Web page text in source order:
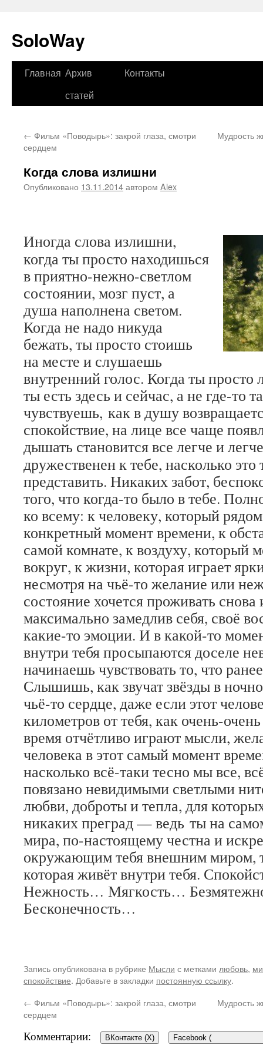
SoloWay
Перейти
Главная Архив
статей
Контакты
← Фильм «Поводырь»: закрой глаза, смотри
сердцем
Мудрость
Когда слова излишни
Опубликовано 13.11.2014автором Alex
Иногда слова излишни,
когда ты просто находишься
в приятно-нежно-светлом
состоянии, мозг пуст, а
душа наполнена светом.
Когда не надо никуда
бежать, ты просто стоишь
на месте и слушаешь
внутренний голос. Когда ты просто
ты есть здесь и сейчас, а не где-то
чувствуешь, как в душу
спокойствие, на лице все чаще
дышать становится все легче и
дружественен к тебе, насколько
представить. Никаких забот,
того, что когда-то было в тебе.
ко всему: к человеку, который
конкретный момент времени, к
самой комнате, к воздуху, который
вокруг, к жизни, которая играет
несмотря на чьё-то желание или
состояние хочется проживать снова
максимально замедлив себя, своё
какие-то эмоции. И в какой-то
внутри тебя просыпаются доселе
начинаешь чувствовать то, что
Слышишь, как звучат звёзды в
чьё-то сердце, даже если этот
километров от тебя, как очень-
время отчётливо играют мысли,
человека в этот самый момент
насколько всё-таки тесно мы все,
повязано невидимыми светлыми
любви, доброты и тепла, для
никаких преград — ведь ты на
мира, по-настоящему честна и
окружающим тебя внешним миром,
которая живёт внутри тебя.
Нежность… Мягкость…
Бесконечность…
Запись опубликована в рубрике Мысли с метками любовь,
спокойствие. Добавьте в закладки постоянную ссылку.
← Фильм «Поводырь»: закрой глаза, смотри
сердцем
Мудрость
Комментарии: ВКонтакте (X) Facebook (